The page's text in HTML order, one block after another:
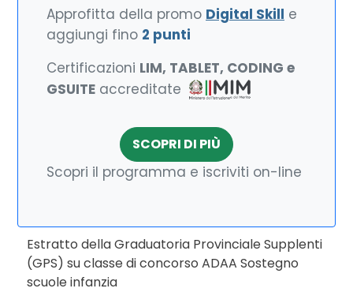
Approfitta della promo Digital Skill e
aggiungi fino 2 punti
Certificazioni LIM, TABLET, CODING e
GSUITE accreditate
SCOPRI DI PIÙ
Scopri il programma e iscriviti on-line
Estratto della Graduatoria Provinciale Supplenti
(GPS) su classe di concorso ADAA Sostegno
scuole infanzia